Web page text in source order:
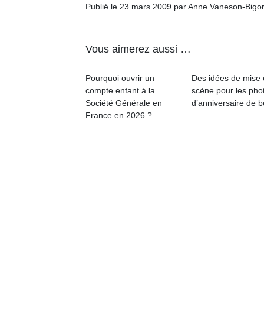
Publié le 23 mars 2009 par Anne Vaneson-
Vous aimerez aussi …
Pourquoi ouvrir un
compte enfant à la
Société Générale en
France en 2026 ?
Des idées de mise
scène pour les
d’anniversaire de
toujours
activité
ou
apprentissage…
pour les
de